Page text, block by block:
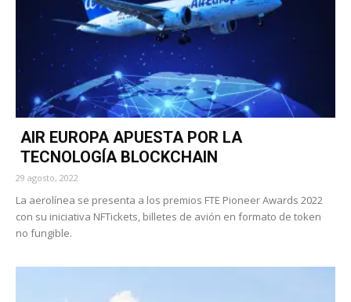
AIR EUROPA APUESTA POR LA
TECNOLOGÍA BLOCKCHAIN
29 agosto, 2022
La aerolínea se presenta a los premios FTE Pioneer Awards 2022
con su iniciativa NFTickets, billetes de avión en formato de token
no fungible.